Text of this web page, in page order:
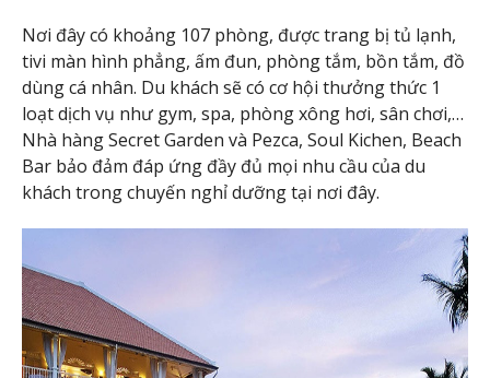
Nơi đây có khoảng 107 phòng, được trang bị tủ lạnh,
tivi màn hình phẳng, ấm đun, phòng tắm, bồn tắm, đồ
dùng cá nhân. Du khách sẽ có cơ hội thưởng thức 1
loạt dịch vụ như gym, spa, phòng xông hơi, sân chơi,…
Nhà hàng Secret Garden và Pezca, Soul Kichen, Beach
Bar bảo đảm đáp ứng đầy đủ mọi nhu cầu của du
khách trong chuyến nghỉ dưỡng tại nơi đây.